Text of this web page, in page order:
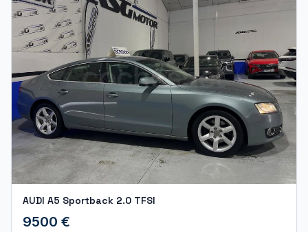
AUDI A5 Sportback 2.0 TFSI
9500 €